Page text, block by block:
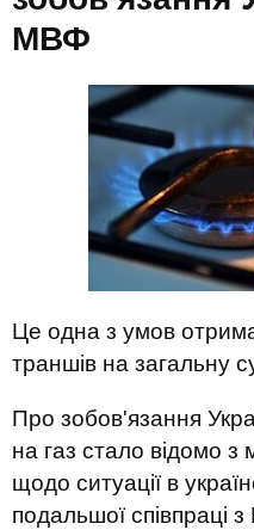
МВФ
Це одна з умов
траншів на загальну
Про зобов'язання
на газ стало відомо з
щодо ситуації в
подальшої співпраці